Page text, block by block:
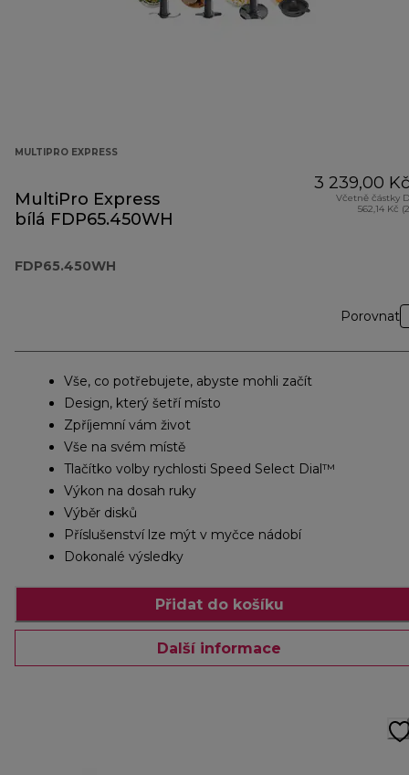
MULTIPRO EXPRESS
MultiPro Express
bílá FDP65.450WH
FDP65.450WH
3 239,00 Kč
Včetně částky
562,14 Kč
Porovnat
Vše, co potřebujete, abyste mohli začít
Design, který šetří místo
Zpříjemní vám život
Vše na svém místě
Tlačítko volby rychlosti Speed Select Dial™
Výkon na dosah ruky
Výběr disků
Příslušenství lze mýt v myčce nádobí
Dokonalé výsledky
Přidat do košíku
Další informace